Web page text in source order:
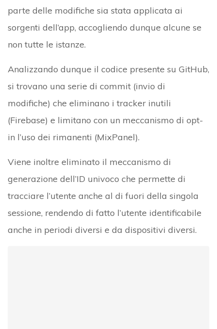
parte delle modifiche sia stata applicata ai
sorgenti dell’app, accogliendo dunque alcune se
non tutte le istanze.
Analizzando dunque il codice presente su GitHub,
si trovano una serie di commit (invio di
modifiche) che eliminano i tracker inutili
(Firebase) e limitano con un meccanismo di opt-
in l’uso dei rimanenti (MixPanel).
Viene inoltre eliminato il meccanismo di
generazione dell’ID univoco che permette di
tracciare l’utente anche al di fuori della singola
sessione, rendendo di fatto l’utente identificabile
anche in periodi diversi e da dispositivi diversi.